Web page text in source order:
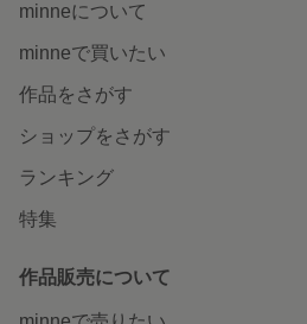
minneについて
minneで買いたい
作品をさがす
ショップをさがす
ランキング
特集
作品販売について